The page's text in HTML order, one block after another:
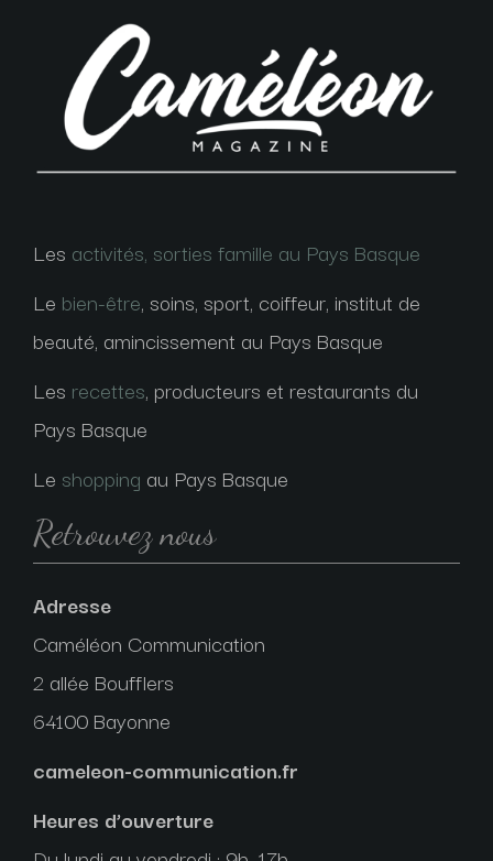
Les activités, sorties famille au Pays Basque
Le bien-être, soins, sport, coiffeur, institut de
beauté, amincissement au Pays Basque
Les recettes, producteurs et restaurants du
Pays Basque
Le shopping au Pays Basque
Retrouvez nous
Adresse
Caméléon Communication
2 allée Boufflers
64100 Bayonne
cameleon-communication.fr
Heures d’ouverture